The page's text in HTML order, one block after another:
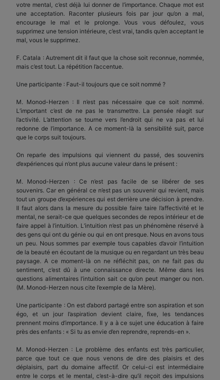
votre mental, c’est déjà lui donner de l’importance. Chaque mot est
une acceptation. Raconter plusieurs fois par jour qu’on a mal,
encourage le mal et le prolonge. Vous vous défoulez, vous
supprimez une tension intérieure, c’est vrai, tandis qu’en acceptant le
mal, vous le supprimez.
F. Catala : Autrement dit il faut que la chose soit reconnue, nommée,
mais c’est tout. La répétition l’accentue.
Une participante : Faut-il toujours que ce soit nommé ?
M. Monod-Herzen : Il n’est pas nécessaire que ce soit nommé.
L’important c’est de ne pas le transmettre. La pensée réagit sur
l’activité. L’attention se tourne vers l’endroit qui ne va pas et lui
redonne de l’importance. A ce moment-là la sensibilité suit, parce
que le corps suit toujours.
On reparle des impulsions qui viennent du passé, des souvenirs
d’expériences qui n’ont plus aucune valeur dans le présent :
M. Monod-Herzen : Ce n’est pas facile de se libérer de ses
souvenirs. Car en général ce n’est pas un souvenir qui revient, mais
tout un groupe d’expériences qui est derrière une décision à prendre.
Il faut alors dans la mesure du possible faire taire l’affectivité et le
mental, ne serait-ce que quelques secondes de repos intérieur et de
faire appel à l’intuition. L’intuition n’est pas un phénomène réservé à
des gens qui ont du génie ou qui en ont presque. Nous en avons tous
un peu. Nous sommes par exemple tous capables d’avoir l’intuition
de la beauté en écoutant de la musique ou en regardant un très beau
paysage. A ce moment-là on ne réfléchit pas, on ne fait pas du
sentiment, c’est dû à une connaissance directe. Même dans les
questions alimentaires l’intuition sait ce qu’on peut manger ou non.
(M. Monod-Herzen nous cite l’exemple de la Mère).
Une participante : On est d’abord partagé entre son aspiration et son
égo, et un jour l’aspiration devient claire, fixe, les tendances
prennent moins d’importance. Il y a à ce sujet une éducation à faire
près des enfants : « Si tu as envie d’en reprendre, reprends-en ».
M. Monod-Herzen : Le problème des enfants est très particulier,
parce que tout ce que nous venons de dire des plaisirs et des
déplaisirs, part du domaine affectif. Or celui-ci est intermédiaire
entre le corps et le mental, c’est-à-dire qu’il reçoit des impulsions